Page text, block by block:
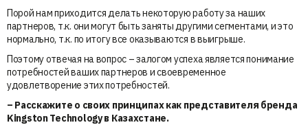
Порой нам приходится делать некоторую работу за наших
партнеров, т.к. они могут быть заняты другими сегментами, и это
нормально, т.к. по итогу все оказываются в выигрыше.
Поэтому отвечая на вопрос – залогом успеха является понимание
потребностей ваших партнеров и своевременное
удовлетворение этих потребностей.
⁠– Расскажите о своих принципах как представителя бренда
Kingston Technologyв Казахстане.